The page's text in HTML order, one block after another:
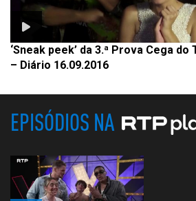
‘Sneak peek’ da 3.ª Prova Cega
– Diário 16.09.2016
EPISÓDIOS NA